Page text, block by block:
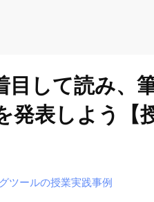
して読み、
表しよう【
ツールの授業実践事例